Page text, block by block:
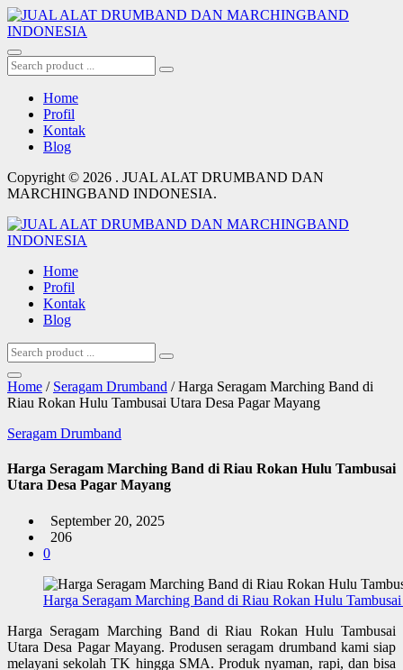
Home
Profil
Kontak
Blog
Copyright © 2026 . JUAL ALAT DRUMBAND DAN
MARCHINGBAND INDONESIA.
Home
Profil
Kontak
Blog
Home / Seragam Drumband / Harga Seragam Marching Band di
Riau Rokan Hulu Tambusai Utara Desa Pagar Mayang
Seragam Drumband
Harga Seragam Marching Band di Riau Rokan Hulu Tambusai
Utara Desa Pagar Mayang
September 20, 2025
206
0
Harga Seragam Marching Band di Riau Rokan Hulu
Harga Seragam Marching Band di Riau Rokan Hulu Tambusai
Utara Desa Pagar Mayang. Produsen seragam drumband kami siap
melayani sekolah TK hingga SMA. Produk nyaman, rapi, dan bisa